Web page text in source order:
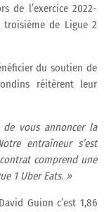
de l’exercice 2022-
de Ligue 2
du soutien de
réitèrent leur
vous annoncer la
entraîneur s’est
comprend une
1 Uber Eats. »
Guion c’est 1,86